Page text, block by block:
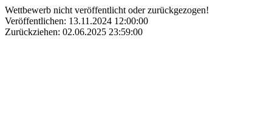
Wettbewerb nicht veröffentlicht oder zurückgezogen!
Veröffentlichen: 13.11.2024 12:00:00
Zurückziehen: 02.06.2025 23:59:00